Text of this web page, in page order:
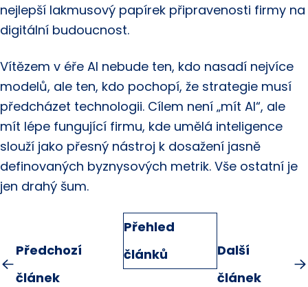
nejlepší lakmusový papírek připravenosti firmy na
digitální budoucnost.
Vítězem v éře AI nebude ten, kdo nasadí nejvíce
modelů, ale ten, kdo pochopí, že strategie musí
předcházet technologii. Cílem není „mít AI“, ale
mít lépe fungující firmu, kde umělá inteligence
slouží jako přesný nástroj k dosažení jasně
definovaných byznysových metrik. Vše ostatní je
jen drahý šum.
Předchozí
článek
Přehled
článků
Další
článek